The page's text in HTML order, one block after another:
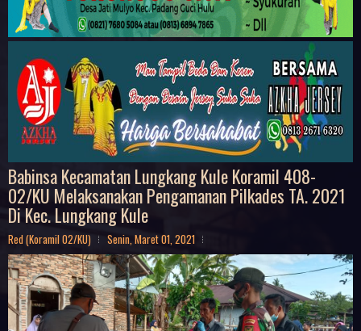
Babinsa Kecamatan Lungkang Kule Koramil 408-
02/KU Melaksanakan Pengamanan Pilkades TA. 2021
Di Kec. Lungkang Kule
Red (Koramil 02/KU) Senin, Maret 01, 2021